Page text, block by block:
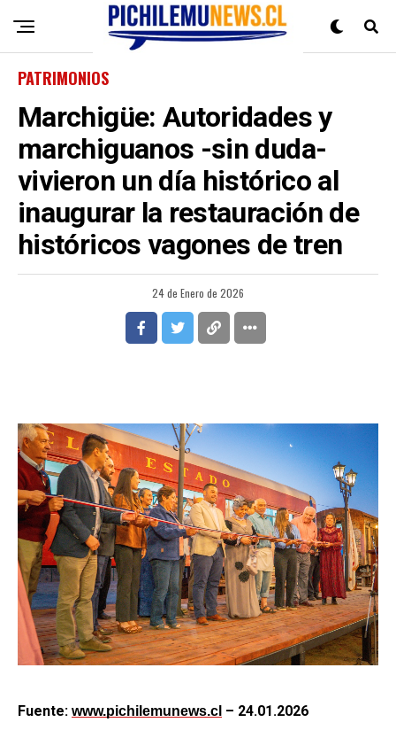
PATRIMONIOS
Marchigüe: Autoridades y
marchiguanos -sin duda-
vivieron un día histórico al
inaugurar la restauración de
históricos vagones de tren
24 de Enero de 2026
Fuente: www.pichilemunews.cl – 24.01.2026